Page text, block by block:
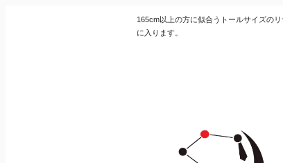
165cm以上の方に似合うトールサイズの
に入ります。